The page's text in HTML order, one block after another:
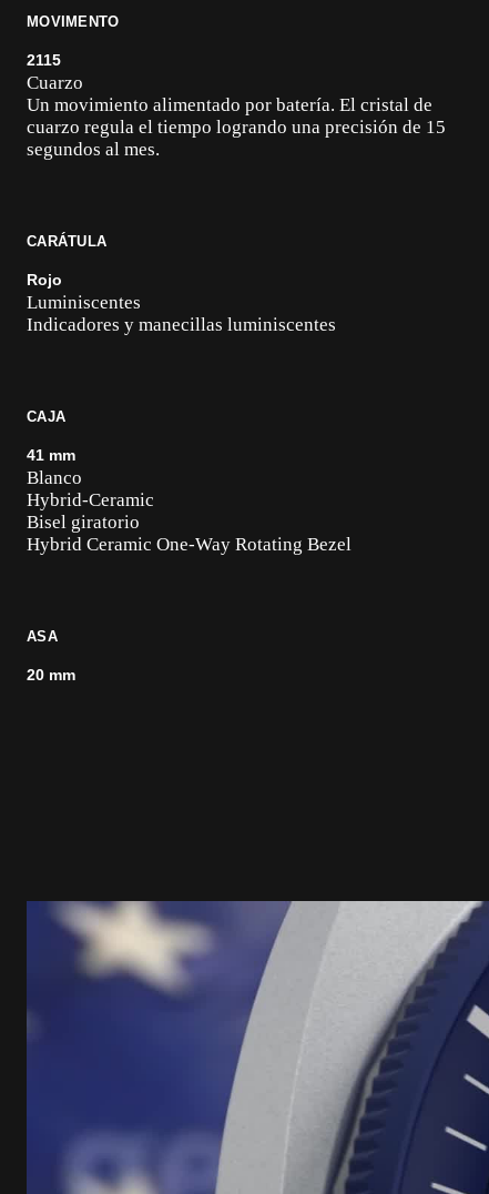
MOVIMENTO
2115
Cuarzo
Un movimiento alimentado por batería. El cristal de
cuarzo regula el tiempo logrando una precisión de 15
segundos al mes.
CARÁTULA
Rojo
Luminiscentes
Indicadores y manecillas luminiscentes
CAJA
41 mm
Blanco
Hybrid-Ceramic
Bisel giratorio
Hybrid Ceramic One-Way Rotating Bezel
ASA
20 mm